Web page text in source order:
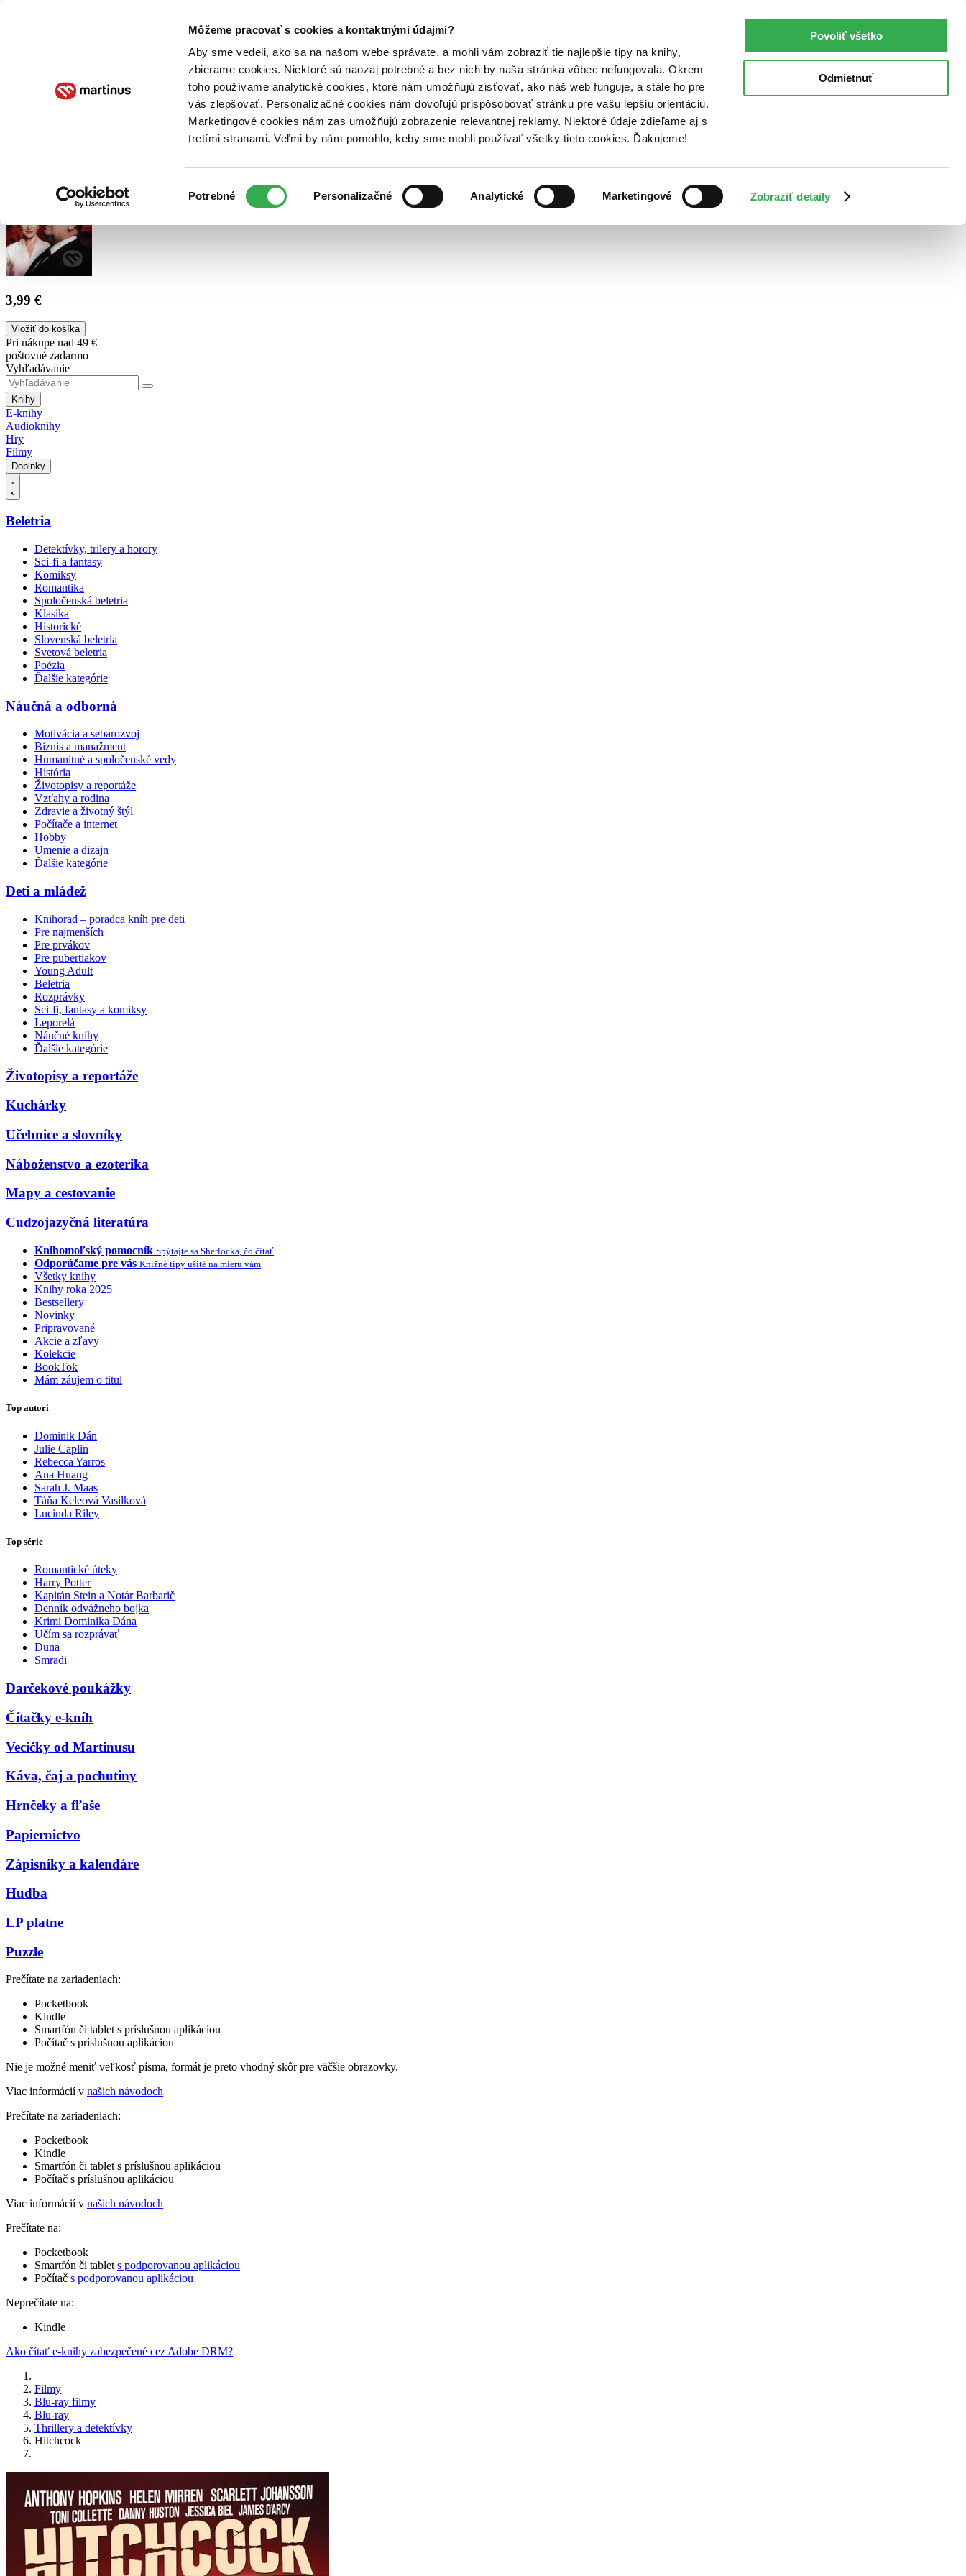
Môžeme pracovať s cookies a kontaktnými údajmi?
Aby sme vedeli, ako sa na našom webe správate, a mohli vám zobraziť tie najlepšie tipy na knihy,
zbierame cookies. Niektoré sú naozaj potrebné a bez nich by naša stránka vôbec nefungovala. Okrem
toho používame analytické cookies, ktoré nám umožňujú zisťovať, ako náš web funguje, a stále ho pre
vás zlepšovať. Personalizačné cookies nám dovoľujú prispôsobovať stránku pre vašu lepšiu orientáciu.
Marketingové cookies nám zas umožňujú zobrazenie relevantnej reklamy. Niektoré údaje zdieľame aj s
tretími stranami. Veľmi by nám pomohlo, keby sme mohli používať všetky tieto cookies. Ďakujeme!
súhlasu
Potrebné Personalizačné Analytické Marketingové Zobraziť detaily
Povoliť všetko
Odmietnuť
Poukážky Kontakt
3,99 €
Vložiť do košíka
Pri nákupe nad 49 €
poštovné zadarmo
Vyhľadávanie
Knihy
E-knihy
Audioknihy
Hry
Filmy
Doplnky
Beletria
Detektívky, trilery a horory
Sci-fi a fantasy
Komiksy
Romantika
Spoločenská beletria
Klasika
Historické
Slovenská beletria
Svetová beletria
Poézia
Ďalšie kategórie
Náučná a odborná
Motivácia a sebarozvoj
Biznis a manažment
Humanitné a spoločenské vedy
História
Životopisy a reportáže
Vzťahy a rodina
Zdravie a životný štýl
Počítače a internet
Hobby
Umenie a dizajn
Ďalšie kategórie
Deti a mládež
Knihorad – poradca kníh pre deti
Pre najmenších
Pre prvákov
Pre pubertiakov
Young Adult
Beletria
Rozprávky
Sci-fi, fantasy a komiksy
Leporelá
Náučné knihy
Ďalšie kategórie
Životopisy a reportáže
Kuchárky
Učebnice a slovníky
Náboženstvo a ezoterika
Mapy a cestovanie
Cudzojazyčná literatúra
Knihomoľský pomocník Spýtajte sa Sherlocka, čo čítať
Odporúčame pre vás Knižné tipy ušité na mieru vám
Všetky knihy
Knihy roka 2025
Bestsellery
Novinky
Pripravované
Akcie a zľavy
Kolekcie
BookTok
Mám záujem o titul
Top autori
Dominik Dán
Julie Caplin
Rebecca Yarros
Ana Huang
Sarah J. Maas
Táňa Keleová Vasilková
Lucinda Riley
Top série
Romantické úteky
Harry Potter
Kapitán Stein a Notár Barbarič
Denník odvážneho bojka
Krimi Dominika Dána
Učím sa rozprávať
Duna
Smradi
Darčekové poukážky
Čítačky e-kníh
Vecičky od Martinusu
Káva, čaj a pochutiny
Hrnčeky a fľaše
Papiernictvo
Zápisníky a kalendáre
Hudba
LP platne
Puzzle
Prečítate na zariadeniach:
Pocketbook
Kindle
Smartfón či tablet s príslušnou aplikáciou
Počítač s príslušnou aplikáciou
Nie je možné meniť veľkosť písma, formát je preto vhodný skôr pre väčšie obrazovky.
Viac informácií v našich návodoch
Prečítate na zariadeniach:
Pocketbook
Kindle
Smartfón či tablet s príslušnou aplikáciou
Počítač s príslušnou aplikáciou
Viac informácií v našich návodoch
Prečítate na:
Pocketbook
Smartfón či tablet s podporovanou aplikáciou
Počítač s podporovanou aplikáciou
Neprečítate na:
Kindle
Ako čítať e-knihy zabezpečené cez Adobe DRM?
Filmy
Blu-ray filmy
Blu-ray
Thrillery a detektívky
Hitchcock